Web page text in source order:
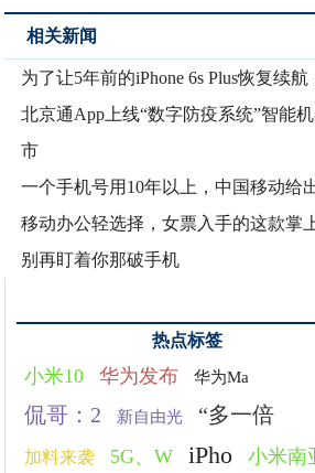
相关新闻
为了让5年前的iPhone 6s Plus恢复续航
北京通App上线“数字防疫系统”智能
市
一个手机号用10年以上，中国移动给
移动办公轻选择，女票入手的这款掌
别再盯着你那破手机
热点标签
小米10 华为发布 华为Ma
侃哥：2 新自由光 “多一倍
加料来袭 5G、W iPho
小米南